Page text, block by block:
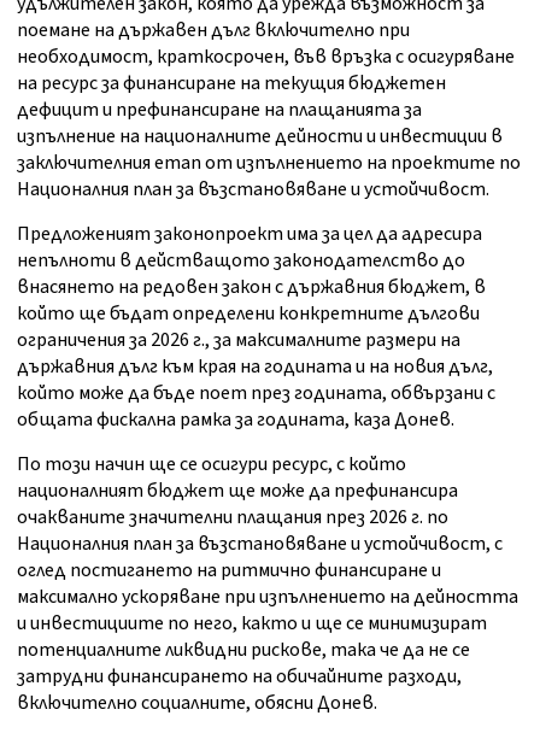
поемане на държавен дълг включително при
необходимост, краткосрочен, във връзка с осигуряване
на ресурс за финансиране на текущия бюджетен
дефицит и префинансиране на плащанията за
изпълнение на националните дейности и инвестиции в
заключителния етап от изпълнението на проектите по
Националния план за възстановяване и устойчивост.
Предложеният законопроект има за цел да адресира
непълноти в действащото законодателство до
внасянето на редовен закон с държавния бюджет, в
който ще бъдат определени конкретните дългови
ограничения за 2026 г., за максималните размери на
държавния дълг към края на годината и на новия дълг,
който може да бъде поет през годината, обвързани с
общата фискална рамка за годината, каза Донев.
По този начин ще се осигури ресурс, с който
националният бюджет ще може да префинансира
очакваните значителни плащания през 2026 г. по
Националния план за възстановяване и устойчивост, с
оглед постигането на ритмично финансиране и
максимално ускоряване при изпълнението на дейността
и инвестициите по него, както и ще се минимизират
потенциалните ликвидни рискове, така че да не се
затрудни финансирането на обичайните разходи,
включително социалните, обясни Донев.